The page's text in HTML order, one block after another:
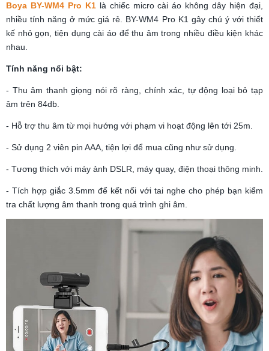
Boya BY-WM4 Pro K1là chiếc micro cài áo không dây hiện đại,
nhiều tính năng ở mức giá rẻ. BY-WM4 Pro K1 gây chú ý với thiết
kế nhỏ gọn, tiện dụng cài áo để thu âm trong nhiều điều kiện khác
nhau.
Tính năng nổi bật:
- Thu âm thanh giọng nói rõ ràng, chính xác, tự động loại bỏ tạp
âm trên 84db.
- Hỗ trợ thu âm từ mọi hướng với phạm vi hoạt động lên tới 25m.
- Sử dụng 2 viên pin AAA, tiện lợi để mua cũng như sử dụng.
- Tương thích với máy ảnh DSLR, máy quay, điện thoại thông minh.
- Tích hợp giắc 3.5mm để kết nối với tai nghe cho phép bạn kiểm
tra chất lượng âm thanh trong quá trình ghi âm.